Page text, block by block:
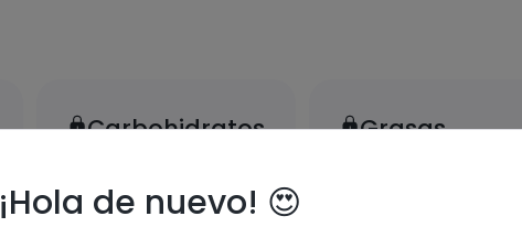
Carbohidratos Grasas
¡Hola de nuevo! 😍